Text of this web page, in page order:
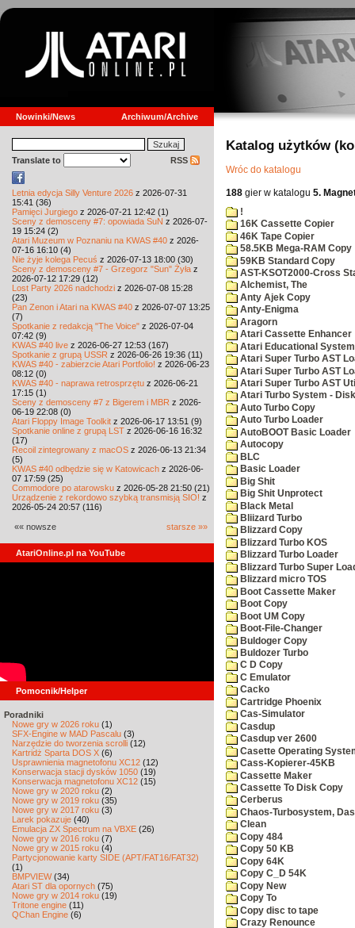
Nowinki/News Archiwum/Archive
Translate to RSS
Letnia edycja Silly Venture 2026 z 2026-07-31
15:41 (36)
Pamięci Jurgiego z 2026-07-21 12:42 (1)
Sceny z demosceny #7: opowiada SuN z 2026-07-
19 15:24 (2)
Atari Muzeum w Poznaniu na KWAS #40 z 2026-
07-16 16:10 (4)
Nie żyje kolega Pecuś z 2026-07-13 18:00 (30)
Sceny z demosceny #7 - Grzegorz "Sun" Żyła z
2026-07-12 17:29 (12)
Lost Party 2026 nadchodzi z 2026-07-08 15:28
(23)
Pan Zenon i Atari na KWAS #40 z 2026-07-07 13:25
(7)
Spotkanie z redakcją "The Voice" z 2026-07-04
07:42 (9)
KWAS #40 live z 2026-06-27 12:53 (167)
Spotkanie z grupą USSR z 2026-06-26 19:36 (11)
KWAS #40 - zabierzcie Atari Portfolio! z 2026-06-23
08:12 (0)
KWAS #40 - naprawa retrosprzętu z 2026-06-21
17:15 (1)
Sceny z demosceny #7 z Bigerem i MBR z 2026-
06-19 22:08 (0)
Atari Floppy Image Toolkit z 2026-06-17 13:51 (9)
Spotkanie online z grupą LST z 2026-06-16 16:32
(17)
Recoil zintegrowany z macOS z 2026-06-13 21:34
(5)
KWAS #40 odbędzie się w Katowicach z 2026-06-
07 17:59 (25)
Commodore po atarowsku z 2026-05-28 21:50 (21)
Urządzenie z rekordowo szybką transmisją SIO! z
2026-05-24 20:57 (116)
«« nowsze starsze »»
AtariOnline.pl na YouTube
Pomocnik/Helper
Poradniki
Nowe gry w 2026 roku (1)
SFX-Engine w MAD Pascalu (3)
Narzędzie do tworzenia scrolli (12)
Kartridż Sparta DOS X (6)
Usprawnienia magnetofonu XC12 (12)
Konserwacja stacji dysków 1050 (19)
Konserwacja magnetofonu XC12 (15)
Nowe gry w 2020 roku (2)
Nowe gry w 2019 roku (35)
Nowe gry w 2017 roku (3)
Larek pokazuje (40)
Emulacja ZX Spectrum na VBXE (26)
Nowe gry w 2016 roku (7)
Nowe gry w 2015 roku (4)
Partycjonowanie karty SIDE (APT/FAT16/FAT32)
(1)
BMPVIEW(34)
Atari ST dla opornych (75)
Nowe gry w 2014 roku (19)
Tritone engine (11)
QChan Engine (6)
Katalog użytków
Wróc do katalogu
188 gier w katalogu 5.
!
16K Cassette Copier
46K Tape Copier
58.5KB Mega-RAM Copy
59KB Standard Copy
AST-KSOT2000-Cross
Alchemist, The
Anty Ajek Copy
Anty-Enigma
Aragorn
Atari Cassette Enhancer
Atari Educational System
Atari Super Turbo AST
Atari Super Turbo AST
Atari Super Turbo AST
Atari Turbo System -
Auto Turbo Copy
Auto Turbo Loader
AutoBOOT Basic Loader
Autocopy
BLC
Basic Loader
Big Shit
Big Shit Unprotect
Black Metal
Bliizard Turbo
Blizzard Copy
Blizzard Turbo KOS
Blizzard Turbo Loader
Blizzard Turbo Super
Blizzard micro TOS
Boot Cassette Maker
Boot Copy
Boot UM Copy
Boot-File-Changer
Buldoger Copy
Buldozer Turbo
C D Copy
C Emulator
Cacko
Cartridge Phoenix
Cas-Simulator
Casdup
Casdup ver 2600
Casette Operating
Cass-Kopierer-45KB
Cassette Maker
Cassette To Disk Copy
Cerberus
Chaos-Turbosystem, Das
Clean
Copy 484
Copy 50 KB
Copy 64K
Copy C_D 54K
Copy New
Copy To
Copy disc to tape
Crazy Renounce